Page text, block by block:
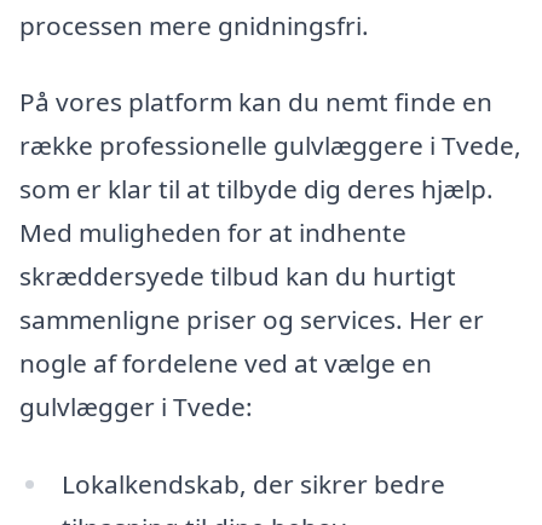
processen mere gnidningsfri.
På vores platform kan du nemt finde en
række professionelle gulvlæggere i Tvede,
som er klar til at tilbyde dig deres hjælp.
Med muligheden for at indhente
skræddersyede tilbud kan du hurtigt
sammenligne priser og services. Her er
nogle af fordelene ved at vælge en
gulvlægger i Tvede:
Lokalkendskab, der sikrer bedre